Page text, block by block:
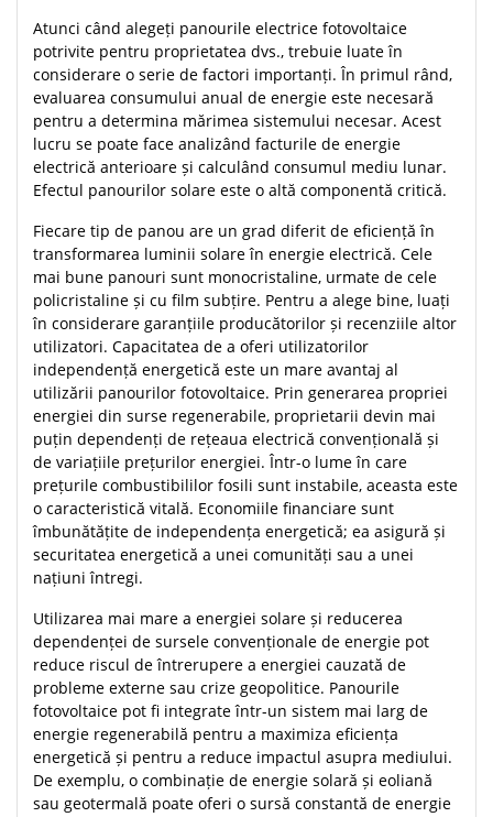
Atunci când alegeți panourile electrice fotovoltaice
potrivite pentru proprietatea dvs., trebuie luate în
considerare o serie de factori importanți. În primul rând,
evaluarea consumului anual de energie este necesară
pentru a determina mărimea sistemului necesar. Acest
lucru se poate face analizând facturile de energie
electrică anterioare și calculând consumul mediu lunar.
Efectul panourilor solare este o altă componentă critică.
Fiecare tip de panou are un grad diferit de eficiență în
transformarea luminii solare în energie electrică. Cele
mai bune panouri sunt monocristaline, urmate de cele
policristaline și cu film subțire. Pentru a alege bine, luați
în considerare garanțiile producătorilor și recenziile altor
utilizatori. Capacitatea de a oferi utilizatorilor
independență energetică este un mare avantaj al
utilizării panourilor fotovoltaice. Prin generarea propriei
energiei din surse regenerabile, proprietarii devin mai
puțin dependenți de rețeaua electrică convențională și
de variațiile prețurilor energiei. Într-o lume în care
prețurile combustibililor fosili sunt instabile, aceasta este
o caracteristică vitală. Economiile financiare sunt
îmbunătățite de independența energetică; ea asigură și
securitatea energetică a unei comunități sau a unei
națiuni întregi.
Utilizarea mai mare a energiei solare și reducerea
dependenței de sursele convenționale de energie pot
reduce riscul de întrerupere a energiei cauzată de
probleme externe sau crize geopolitice. Panourile
fotovoltaice pot fi integrate într-un sistem mai larg de
energie regenerabilă pentru a maximiza eficiența
energetică și pentru a reduce impactul asupra mediului.
De exemplu, o combinație de energie solară și eoliană
sau geotermală poate oferi o sursă constantă de energie